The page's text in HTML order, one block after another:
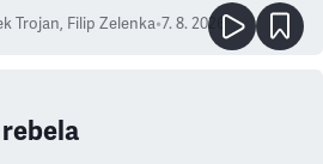
Trojan, Filip Zelenka•7. 8. 2026